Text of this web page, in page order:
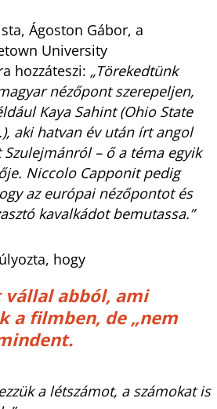
Ágoston Gábor, a
University
hozzáteszi: „Törekedtünk
nézőpont szerepeljen,
Kaya Sahint (Ohio State
aki hatvan év után írt angol
– ő a téma egyik
Niccolo Capponit pedig
az európai nézőpontot és
kavalkádot bemutassa.”
hogy
abból, ami
a filmben, de „nem
a létszámot, a számokat is